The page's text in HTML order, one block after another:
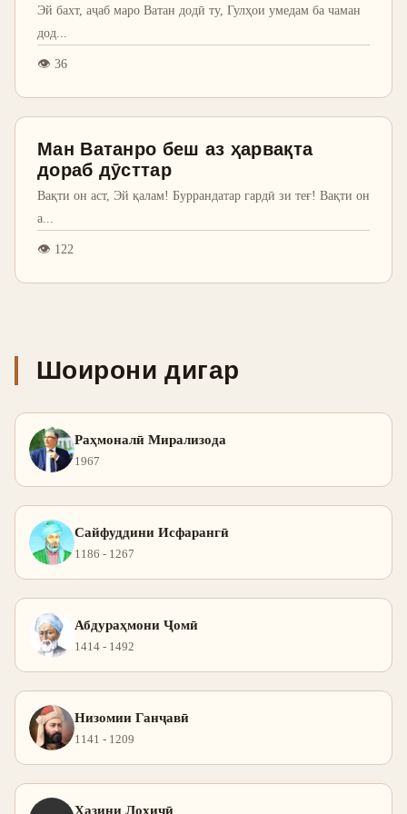
Эй бахт, аҷаб маро Ватан додӣ ту, Гулҳои умедам ба чаман
дод
👁 36
Ман Ватанро беш аз ҳарвақта
дораб дӯсттар
Вақти он аст, Эй қалам! Буррандатар гардӣ зи теғ! Вақти он
а
👁 122
Шоирони дигар
Раҳмоналӣ Мирализода
1967
Сайфуддини Исфарангӣ
1186 - 1267
Абдураҳмони Ҷомӣ
1414 - 1492
Низомии Ганҷавӣ
1141 - 1209
Ҳазини Лоҳиҷӣ